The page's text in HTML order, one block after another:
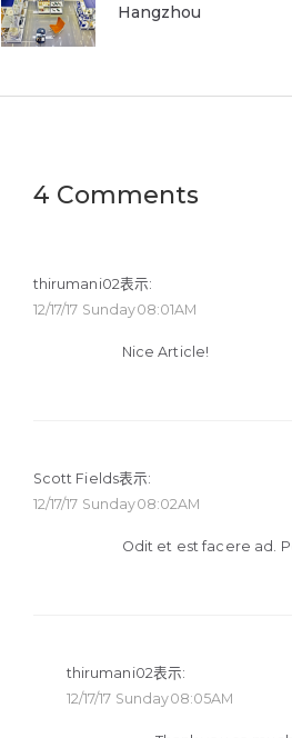
navigation
Hangzhou
4 Comments
thirumani02表示:
12/17/17 Sunday08:01AM
Nice Article!
Scott Fields表示:
12/17/17 Sunday08:02AM
Odit et est facere ad.
thirumani02表示:
12/17/17 Sunday08:05AM